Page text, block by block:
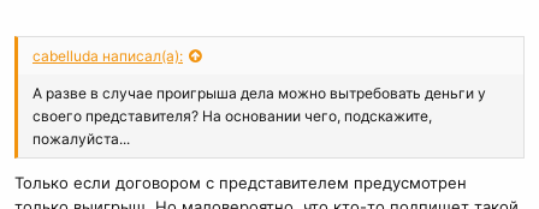
cabelluda написал(а):
А разве в случае проигрыша дела можно вытребовать деньги у
своего представителя? На основании чего, подскажите,
пожалуйста...
Только если договором с представителем предусмотрен